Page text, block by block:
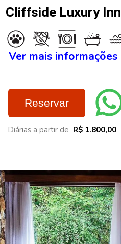
Cliffside Luxury Inn
Ver mais informações
Reservar
Diárias a partir de R$ 1.800,00